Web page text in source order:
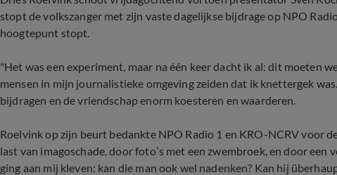
stopt de volkszanger met zijn vaste dagelijkse bijdrage op NPO
hoogtepunt stopt.
"Het was een experiment, maar na één keer dacht ik al: dit moeten
mensen in mijn journalistieke omgeving zeiden dat ik knettergek
bijdragen en de vriendschap enorm koesteren en waarderen.
Roelvink op zijn beurt bedankte NPO Radio 1 en KRO-NCRV voor
last van imagoschade, door foto’s met een zwembroek, en door een
ging aan mij kleven: kan die man ook wel nadenken? Kan hij